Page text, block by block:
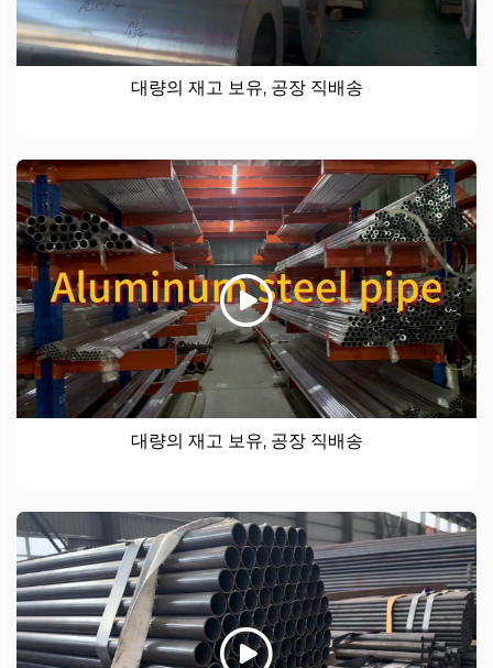
대량의 재고 보유, 공장 직배송
대량의 재고 보유, 공장 직배송